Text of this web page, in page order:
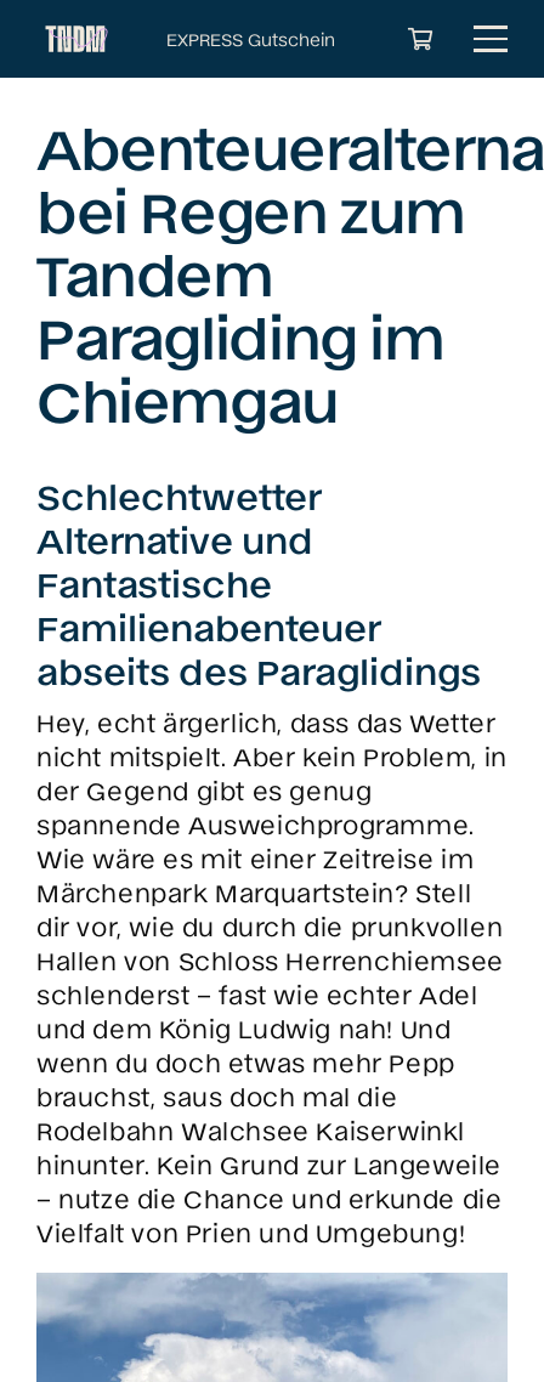
EXPRESS Gutschein
bei Regen zum
Tandem
Paragliding im
Chiemgau
Schlechtwetter
Alternative und
Fantastische
Familienabenteuer
abseits des Paraglidings
Hey, echt ärgerlich, dass das Wetter
nicht mitspielt. Aber kein Problem, in
der Gegend gibt es genug
spannende Ausweichprogramme.
Wie wäre es mit einer Zeitreise im
Märchenpark Marquartstein? Stell
dir vor, wie du durch die prunkvollen
Hallen von Schloss Herrenchiemsee
schlenderst – fast wie echter Adel
und dem König Ludwig nah! Und
wenn du doch etwas mehr Pepp
brauchst, saus doch mal die
Rodelbahn Walchsee Kaiserwinkl
hinunter. Kein Grund zur Langeweile
– nutze die Chance und erkunde die
Vielfalt von Prien und Umgebung!